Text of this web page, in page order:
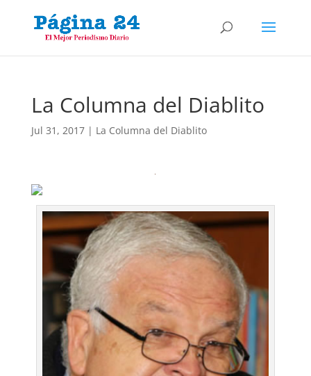
La Columna del Diablito
Jul 31, 2017| La Columna del Diablito